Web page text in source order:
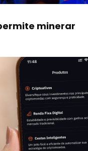
minerar